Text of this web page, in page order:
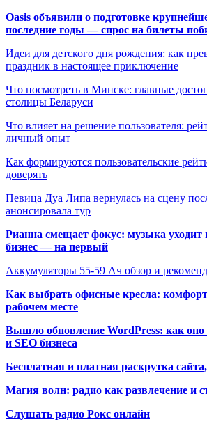
Oasis объявили о подготовке
последние годы — спрос на билеты
Идеи для детского дня рождения: как
праздник в настоящее приключение
Что посмотреть в Минске: главные
столицы Беларуси
Что влияет на решение пользователя:
личный опыт
Как формируются пользовательские
доверять
Певица Дуа Липа вернулась на сцену
анонсировала тур
Рианна смещает фокус: музыка уходит
бизнес — на первый
Аккумуляторы 55-59 Ач обзор и
Как выбрать офисные кресла:
рабочем месте
Вышло обновление WordPress: как оно
и SEO бизнеса
Бесплатная и платная раскрутка
Магия волн: радио как развлечение и
Слушать радио Рокс онлайн